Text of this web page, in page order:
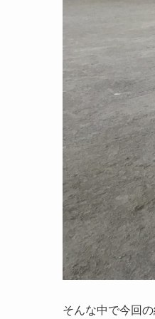
そんな中で今回